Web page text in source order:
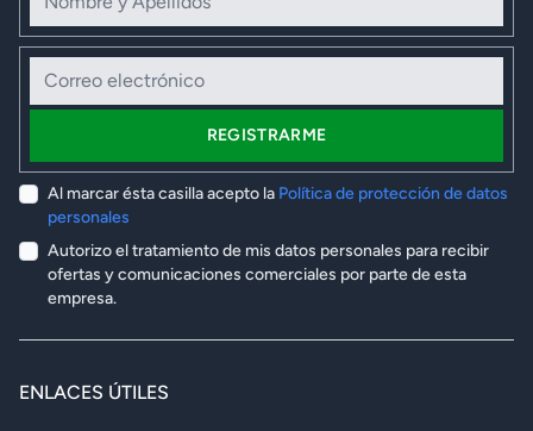
Correo electrónico
REGISTRARME
Al marcar ésta casilla acepto la Política de protección de datos
personales
Autorizo el tratamiento de mis datos personales para recibir
ofertas y comunicaciones comerciales por parte de esta
empresa.
ENLACES ÚTILES